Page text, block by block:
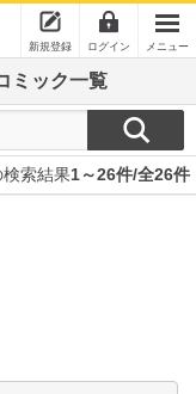
新規登録 ログイン メニュー
ミック一覧
検索結果1～26件/全26件